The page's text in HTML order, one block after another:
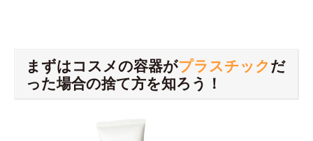
まずはコスメの容器がプラスチックだ
った場合の捨て方を知ろう！